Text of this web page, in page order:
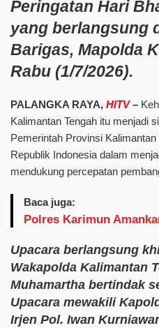
Peringatan Hari
yang berlangsung
Barigas, Mapolda
Rabu (1/7/2026).
PALANGKA RAYA, HITV–
Kalimantan Tengah itu menjadi
Pemerintah Provinsi
Republik Indonesia dalam
mendukung percepatan
Baca juga:
Polres Karimun
Upacara berlangsung
Wakapolda Kalimantan
Muhamartha bertindak
Upacara mewakili
Irjen Pol. Iwan